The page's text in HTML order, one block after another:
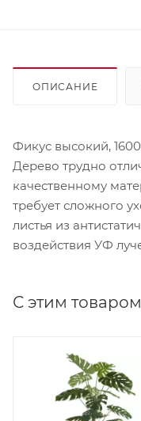
ОПИСАНИЕ
Фикус высокий, 1600
Дерево трудно
качественному
требует сложного
листья из
воздействия УФ
С этим